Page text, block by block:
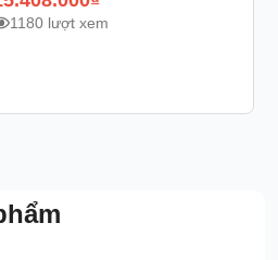
1180 lượt xem